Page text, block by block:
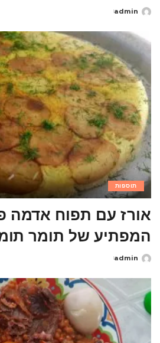
Posted
admin
תוספות
אורז עם תפוח אדמה
המפתיע של תומר
Posted
admin